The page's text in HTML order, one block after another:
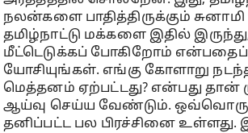
நலன்களை பாதித்திருக்கும் சுனாமி
தமிழ்நாட்டு மக்களை இதில் இருந்து,
மீட்டெடுக்கப் போகிறோம் என்பதைப்
யோசியுங்கள். எங்கு கோளாறு
மெத்தனம் ஏற்பட்டது? என்பது தான்
ஆய்வு செய்ய வேண்டும். ஒவ்வொரு
தனிப்பட்ட பல பிரச்சினை